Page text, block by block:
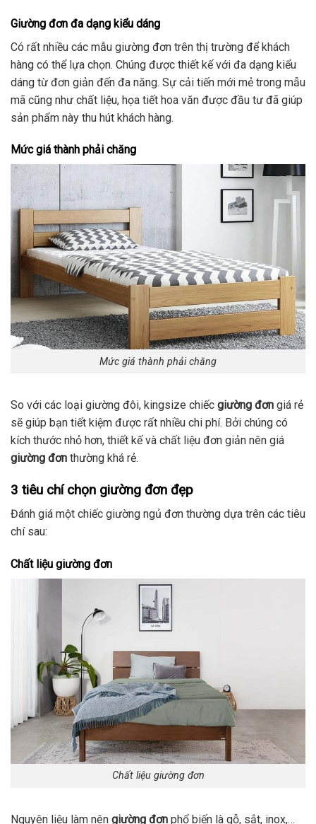
Giường đơn đa dạng kiểu dáng
Có rất nhiều các mẫu giường đơn trên thị trường để khách
hàng có thể lựa chọn. Chúng được thiết kế với đa dạng kiểu
dáng từ đơn giản đến đa năng. Sự cải tiến mới mẻ trong mẫu
mã cũng như chất liệu, họa tiết hoa văn được đầu tư đã giúp
sản phẩm này thu hút khách hàng.
Mức giá thành phải chăng
Mức giá thành phải chăng
So với các loại giường đôi, kingsize chiếc giường đơn giá rẻ
sẽ giúp bạn tiết kiệm được rất nhiều chi phí. Bởi chúng có
kích thước nhỏ hơn, thiết kế và chất liệu đơn giản nên giá
giường đơn thường khá rẻ.
3 tiêu chí chọn giường đơn đẹp
Đánh giá một chiếc giường ngủ đơn thường dựa trên các tiêu
chí sau:
Chất liệu giường đơn
Chất liệu giường đơn
Nguyên liệu làm nên giường đơn phổ biến là gỗ, sắt, inox,…